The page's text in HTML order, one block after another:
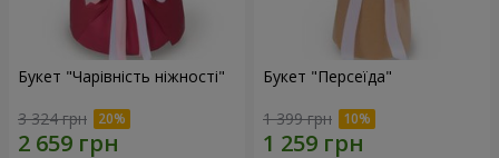
Букет "Чарівність ніжності"
3 324 грн
Букет "Персеїда"
1 399 грн